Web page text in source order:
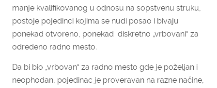
manje kvalifikovanog u odnosu na sopstvenu struku,
postoje pojedinci kojima se nudi posao i bivaju
ponekad otvoreno, ponekad diskretno „vrbovani“ za
određeno radno mesto.
Da bi bio „vrbovan“ za radno mesto gde je poželjan i
neophodan, pojedinac je proveravan na razne načine,